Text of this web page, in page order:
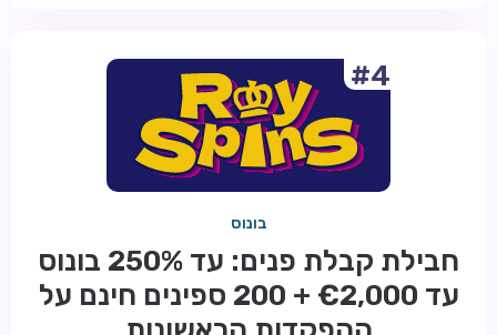
#4
בונוס
חבילת קבלת פנים: עד 250% בונוס
עד €2,000 + 200 ספינים חינם על